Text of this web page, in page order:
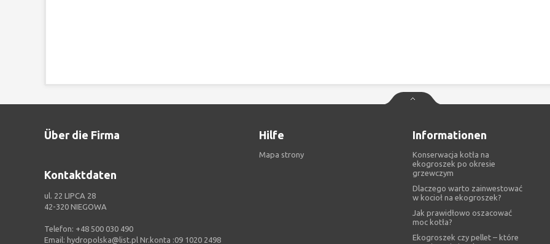
Informationen
Konserwacja kotła na
ekogroszek po okresie
grzewczym
Dlaczego warto zainwestować
w kocioł na ekogroszek?
Jak prawidłowo oszacować
moc kotła?
Ekogroszek czy pellet – które
Hilfe
Mapa strony
Über die Firma
Kontaktdaten
ul. 22 LIPCA 28
42-320 NIEGOWA
Telefon: +48 500 030 490
Email: hydropolska@list.pl Nr.konta :09 1020 2498